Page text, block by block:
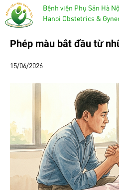
Bệnh viện Phụ Sản Hà
Hanoi Obstetrics &
Phép màu bắt đầu từ
15/06/2026